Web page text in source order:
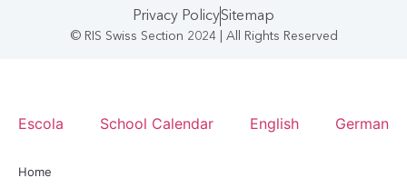
© RIS Swiss Section 2024 | All Rights Reserved
Privacy PolicySitemap
Escola School Calendar English German
Home